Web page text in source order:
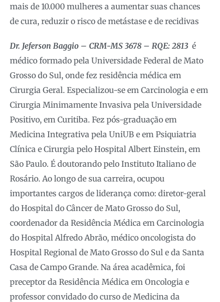
mais de 10.000 mulheres a aumentar suas chances
de cura, reduzir o risco de metástase e de recidivas
Dr. Jeferson Baggio – CRM-MS 3678 – RQE: 2813 é
médico formado pela Universidade Federal de Mato
Grosso do Sul, onde fez residência médica em
Cirurgia Geral. Especializou-se em Carcinologia e em
Cirurgia Minimamente Invasiva pela Universidade
Positivo, em Curitiba. Fez pós-graduação em
Medicina Integrativa pela UniUB e em Psiquiatria
Clínica e Cirurgia pelo Hospital Albert Einstein, em
São Paulo. É doutorando pelo Instituto Italiano de
Rosário. Ao longo de sua carreira, ocupou
importantes cargos de liderança como: diretor-geral
do Hospital do Câncer de Mato Grosso do Sul,
coordenador da Residência Médica em Carcinologia
do Hospital Alfredo Abrão, médico oncologista do
Hospital Regional de Mato Grosso do Sul e da Santa
Casa de Campo Grande. Na área acadêmica, foi
preceptor da Residência Médica em Oncologia e
professor convidado do curso de Medicina da